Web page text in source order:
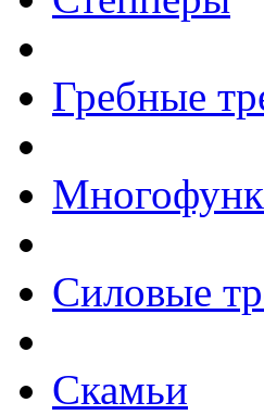
Гребные
Силовые
Скамьи